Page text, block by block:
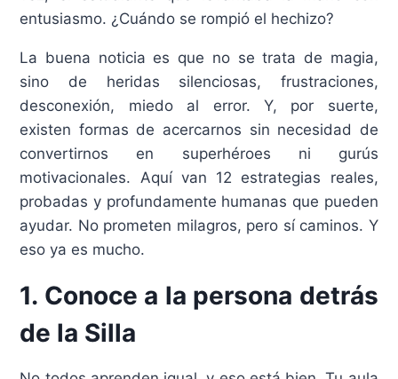
entusiasmo. ¿Cuándo se rompió el hechizo?
La buena noticia es que no se trata de magia,
sino de heridas silenciosas, frustraciones,
desconexión, miedo al error. Y, por suerte,
existen formas de acercarnos sin necesidad de
convertirnos en superhéroes ni gurús
motivacionales. Aquí van 12 estrategias reales,
probadas y profundamente humanas que pueden
ayudar. No prometen milagros, pero sí caminos. Y
eso ya es mucho.
1. Conoce a la persona detrás
de la Silla